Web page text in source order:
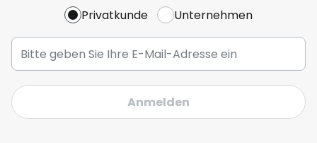
Privatkunde Unternehmen
Anmelden